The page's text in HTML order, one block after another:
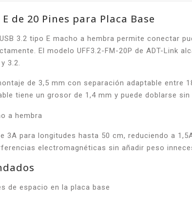
de 20 Pines para Placa Base
3.2 tipo E macho a hembra permite conectar
El modelo UFF3.2-FM-20P de ADT-Link
3.2.
de 3,5 mm con separación adaptable entre
tiene un grosor de 1,4 mm y puede doblarse
3A para longitudes hasta 50 cm, reduciendo a
electromagnéticas sin añadir peso
de espacio en la placa base